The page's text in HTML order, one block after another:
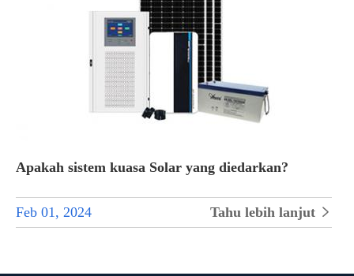
Apakah sistem kuasa Solar yang diedarkan?
Feb 01, 2024 Tahu lebih lanjut 